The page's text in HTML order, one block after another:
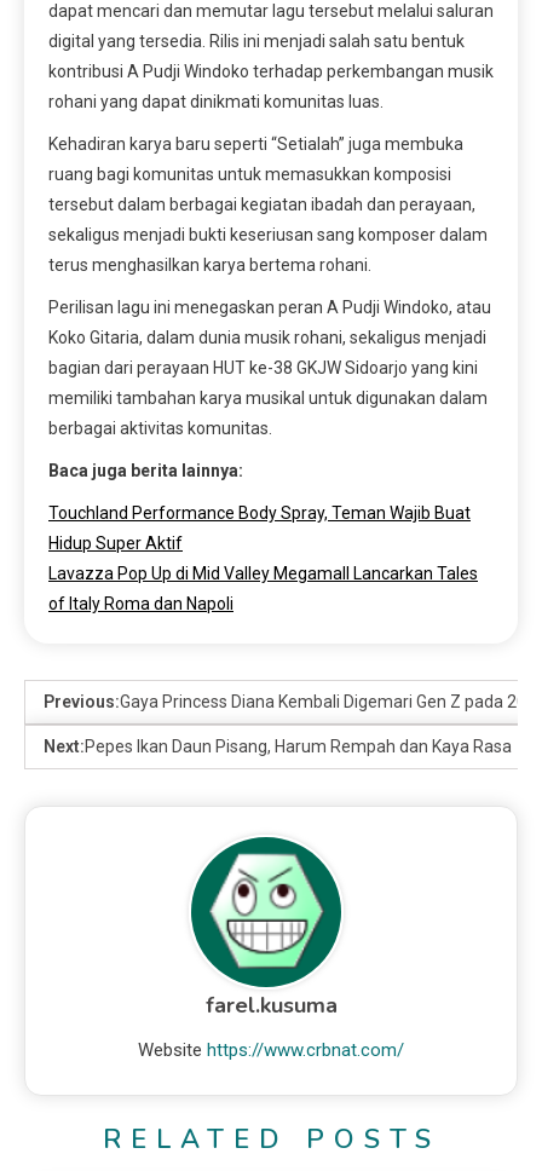
dapat mencari dan memutar lagu tersebut melalui saluran
digital yang tersedia. Rilis ini menjadi salah satu bentuk
kontribusi A Pudji Windoko terhadap perkembangan musik
rohani yang dapat dinikmati komunitas luas.
Kehadiran karya baru seperti “Setialah” juga membuka
ruang bagi komunitas untuk memasukkan komposisi
tersebut dalam berbagai kegiatan ibadah dan perayaan,
sekaligus menjadi bukti keseriusan sang komposer dalam
terus menghasilkan karya bertema rohani.
Perilisan lagu ini menegaskan peran A Pudji Windoko, atau
Koko Gitaria, dalam dunia musik rohani, sekaligus menjadi
bagian dari perayaan HUT ke-38 GKJW Sidoarjo yang kini
memiliki tambahan karya musikal untuk digunakan dalam
berbagai aktivitas komunitas.
Baca juga berita lainnya:
Touchland Performance Body Spray, Teman Wajib Buat
Hidup Super Aktif
Lavazza Pop Up di Mid Valley Megamall Lancarkan Tales
of Italy Roma dan Napoli
Previous:Gaya Princess Diana Kembali Digemari Gen Z pada
Next:Pepes Ikan Daun Pisang, Harum Rempah dan Kaya Rasa
farel.kusuma
Website https://www.crbnat.com/
RELATED POSTS